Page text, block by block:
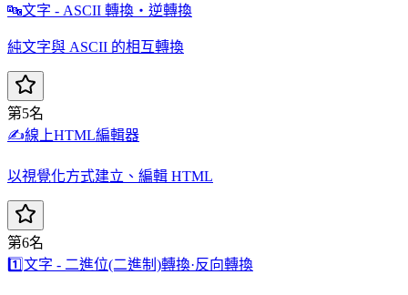
🔤文字 - ASCII 轉換・逆轉換
純文字與 ASCII 的相互轉換
第5名
✍️線上HTML編輯器
以視覺化方式建立、編輯 HTML
第6名
1️⃣文字 - 二進位(二進制)轉換·反向轉換